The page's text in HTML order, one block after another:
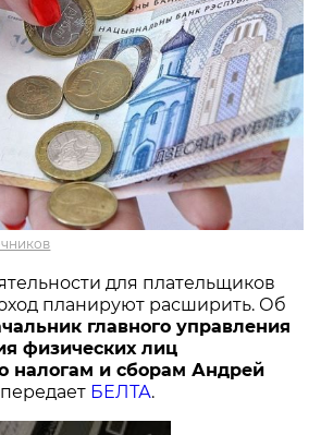
для плательщиков
планируют расширить. Об
главного управления
физических лиц
налогам и сборам Андрей
передает БЕЛТА.